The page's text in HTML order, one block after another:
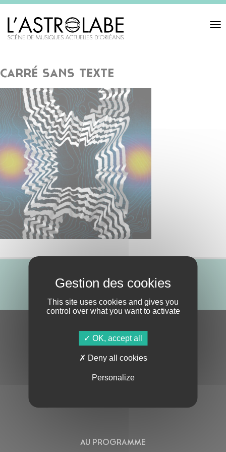
Toggle
carré sans texte
ABONNE-TOI !
S'ABONNER À LA NEWSLETTER
AU PROGRAMME
This site uses cookies and gives you
control over what you want to activate
OK, accept all
Deny all cookies
Personalize